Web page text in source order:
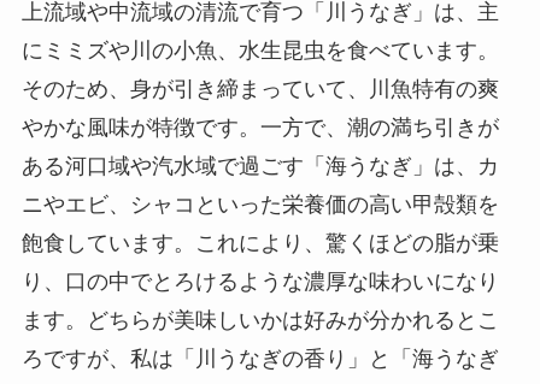
上流域や中流域の清流で育つ「川うなぎ」は、主
にミミズや川の小魚、水生昆虫を食べています。
そのため、身が引き締まっていて、川魚特有の爽
やかな風味が特徴です。一方で、潮の満ち引きが
ある河口域や汽水域で過ごす「海うなぎ」は、カ
ニやエビ、シャコといった栄養価の高い甲殻類を
飽食しています。これにより、驚くほどの脂が乗
り、口の中でとろけるような濃厚な味わいになり
ます。どちらが美味しいかは好みが分かれるとこ
ろですが、私は「川うなぎの香り」と「海うなぎ